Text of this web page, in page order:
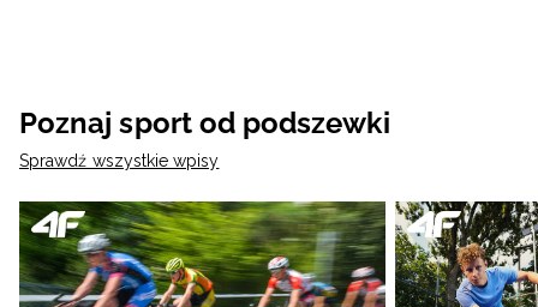
Poznaj sport od podszewki
Sprawdź wszystkie wpisy